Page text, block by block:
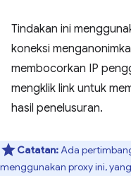
Tindakan ini
koneksi
membocorkan IP
mengklik link untuk
hasil penelusuran.
Catatan:Ada
menggunakan proxy ini,